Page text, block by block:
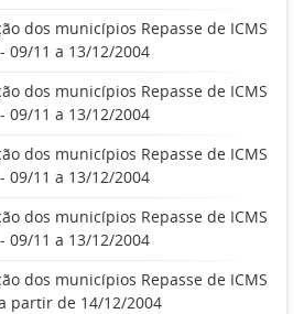
dos municípios Repasse de ICMS
09/11 a 13/12/2004
dos municípios Repasse de ICMS
09/11 a 13/12/2004
dos municípios Repasse de ICMS
09/11 a 13/12/2004
dos municípios Repasse de ICMS
09/11 a 13/12/2004
dos municípios Repasse de ICMS
partir de 14/12/2004